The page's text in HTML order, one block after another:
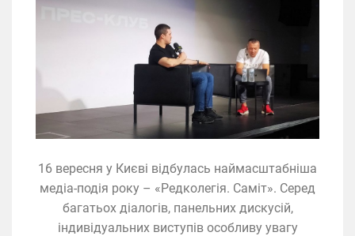
16 вересня у Києві відбулась наймасштабніша
медіа-подія року – «Редколегія. Саміт». Серед
багатьох діалогів, панельних дискусій,
індивідуальних виступів особливу увагу